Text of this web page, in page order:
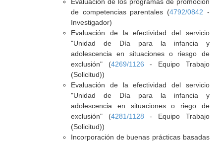
de competencias parentales (4792/0842 -
Investigador)
Evaluación de la efectividad del servicio
"Unidad de Día para la infancia y
adolescencia en situaciones o riesgo de
exclusión" (4269/1126 - Equipo Trabajo
(Solicitud))
Evaluación de la efectividad del servicio
"Unidad de Día para la infancia y
adolescencia en situaciones o riego de
exclusión" (4281/1128 - Equipo Trabajo
(Solicitud))
Incorporación de buenas prácticas basadas